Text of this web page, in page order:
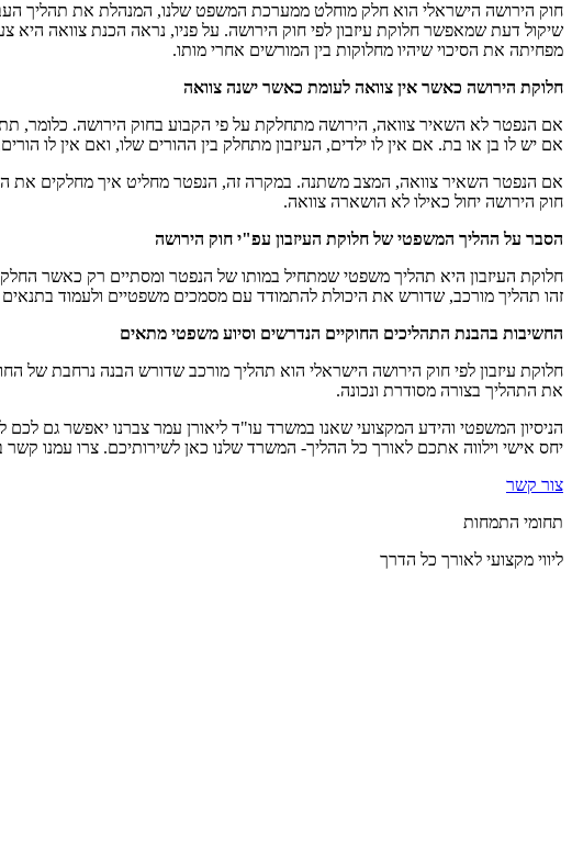
חוק הירושה הישראלי הוא חלק מוחלט ממערכת המשפט שלנו, המנהלת את תהליך
שיקול דעת שמאפשר חלוקת עיזבון לפי חוק הירושה. על פניו, נראה הכנת צוואה היא
מפחיתה את הסיכוי שיהיו מחלוקות בין המורשים אחרי מותו.
חלוקת הירושה כאשר אין צוואה לעומת כאשר ישנה צוואה
אם הנפטר לא השאיר צוואה, הירושה מתחלקת על פי הקבוע בחוק הירושה. כלומר,
אם יש לו בן או בת. אם אין לו ילדים, העיזבון מתחלק בין ההורים שלו, ואם אין לו
אם הנפטר השאיר צוואה, המצב משתנה. במקרה זה, הנפטר מחליט איך מחלקים את
חוק הירושה יחול כאילו לא הושארה צוואה.
הסבר על ההליך המשפטי של חלוקת העיזבון עפ"י חוק הירושה
חלוקת העיזבון היא תהליך משפטי שמתחיל במותו של הנפטר ומסתיים רק כאשר החלק
זהו תהליך מורכב, שדורש את היכולת להתמודד עם מסמכים משפטיים ולעמוד
החשיבות בהבנת התהליכים החוקיים הנדרשים וסיוע משפטי מתאים
חלוקת עיזבון לפי חוק הירושה הישראלי הוא תהליך מורכב שדורש הבנה נרחבת של
את התהליך בצורה מסודרת ונכונה.
הניסיון המשפטי והידע המקצועי שאנו במשרד עו"ד ליאורן עמר צברנו יאפשר גם
יחס אישי וילווה אתכם לאורך כל ההליך- המשרד שלנו כאן לשירותיכם. צרו עמנו קשר
צור קשר
תחומי התמחות
ליווי מקצועי לאורך כל הדרך